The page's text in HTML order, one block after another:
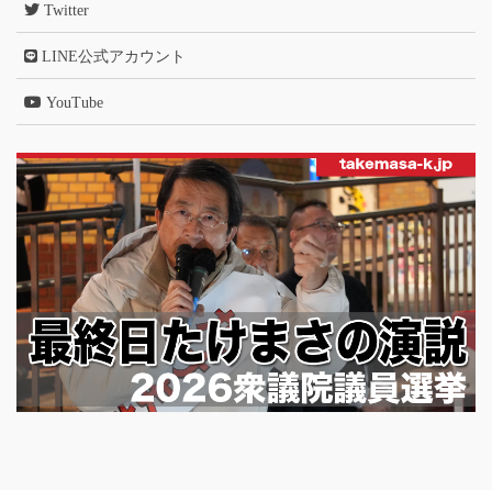
Twitter
LINE公式アカウント
YouTube